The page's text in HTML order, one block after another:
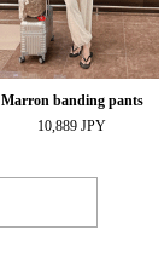
Marron banding pants
10,889 JPY